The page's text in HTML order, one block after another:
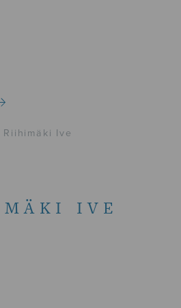
Riihimäki Ive
IVE